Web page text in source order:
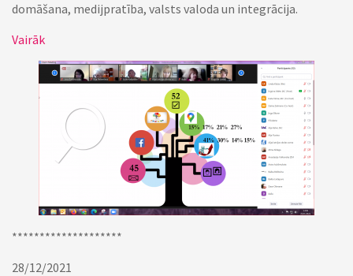
domāšana, medijpratība, valsts valoda un integrācija.
Vairāk
********************
28/12/2021